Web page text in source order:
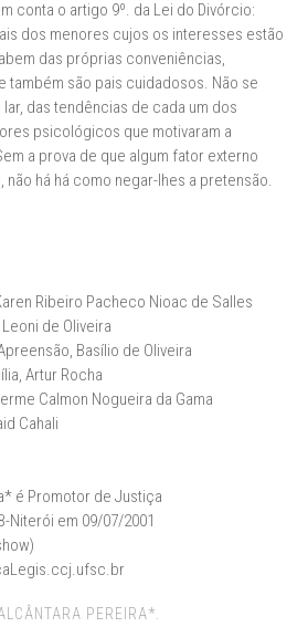
conta o artigo 9º. da Lei do Divórcio:
dos menores cujos os interesses estão
das próprias conveniências,
também são pais cuidadosos. Não se
das tendências de cada um dos
psicológicos que motivaram a
a prova de que algum fator externo
há há como negar-lhes a pretensão.
Ribeiro Pacheco Nioac de Salles
de Oliveira
Basílio de Oliveira
Artur Rocha
Calmon Nogueira da Gama
Cahali
é Promotor de Justiça
Niterói em 09/07/2001
PEREIRA*.